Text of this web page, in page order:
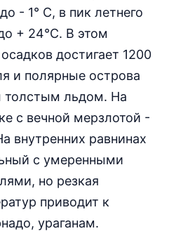
- 1° С, в пик летнего
+ 24°С. В этом
достигает 1200
и полярные острова
толстым льдом. На
с вечной мерзлотой -
внутренних равнинах
с умеренными
но резкая
приводит к
ураганам.